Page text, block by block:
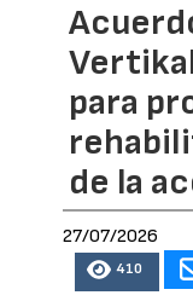
para
de la
27/07/2026
410